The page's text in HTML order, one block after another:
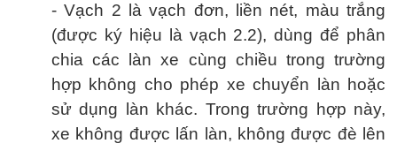
- Vạch 2 là vạch đơn, liền nét, màu trắng
(được ký hiệu là vạch 2.2), dùng để phân
chia các làn xe cùng chiều trong trường
hợp không cho phép xe chuyển làn hoặc
sử dụng làn khác. Trong trường hợp này,
xe không được lấn làn, không được đè lên